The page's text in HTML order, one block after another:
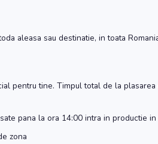
aleasa sau destinatie, in toata
pentru tine. Timpul total de la plasarea
pana la ora 14:00 intra in productie in
zona